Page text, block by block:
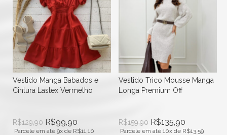
Vestido Manga Babados e
Cintura Lastex Vermelho
R$129,90 R$99,90
Parcele em até 9x de R$11,10
Vestido Trico Mousse Manga
Longa Premium Off
R$159,90 R$135,90
Parcele em até 10x de R$13,59